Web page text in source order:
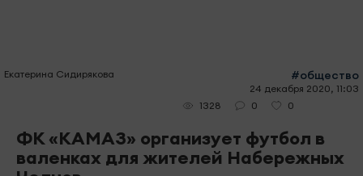
Екатерина Сидирякова #общество
24 декабря 2020, 11:03
1328
0 0
ФК «КАМАЗ» организует футбол в
валенках для жителей Набережных